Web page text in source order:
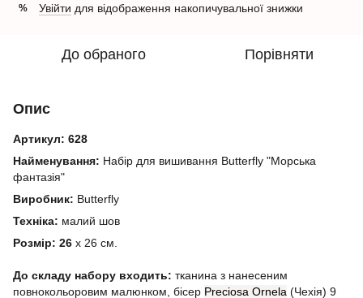
% Увійти для відображення накопичувальної знижки
До обраного Порівняти
Опис
Артикул: 628
Найменування: Набір для вишивання Butterfly "Морська
фантазія"
Виробник: Butterfly
Техніка: малий шов
Розмір: 26 х 26 см.
До складу набору входить: тканина з нанесеним
повнокольоровим малюнком, бісер Preciosa Ornela (Чехія) 9